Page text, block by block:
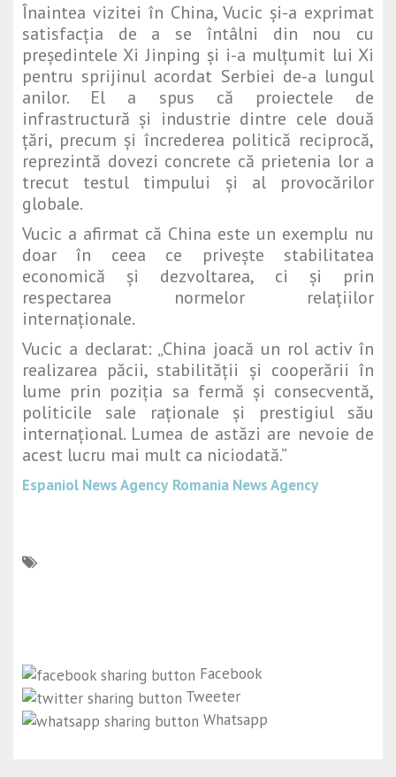
Înaintea vizitei în China, Vucic și-a exprimat
satisfacția de a se întâlni din nou cu
președintele Xi Jinping și i-a mulțumit lui Xi
pentru sprijinul acordat Serbiei de-a lungul
anilor. El a spus că proiectele de
infrastructură și industrie dintre cele două
țări, precum și încrederea politică reciprocă,
reprezintă dovezi concrete că prietenia lor a
trecut testul timpului și al provocărilor
globale.
Vucic a afirmat că China este un exemplu nu
doar în ceea ce privește stabilitatea
economică și dezvoltarea, ci și prin
respectarea normelor relațiilor
internaționale.
Vucic a declarat: „China joacă un rol activ în
realizarea păcii, stabilității și cooperării în
lume prin poziția sa fermă și consecventă,
politicile sale raționale și prestigiul său
internațional. Lumea de astăzi are nevoie de
acest lucru mai mult ca niciodată.”
Espaniol News Agency Romania News Agency
Facebook
Tweeter
Whatsapp